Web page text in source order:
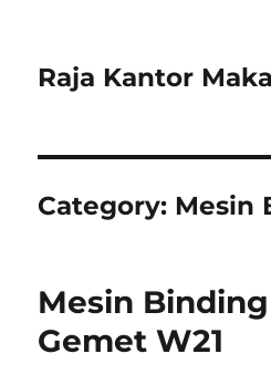
Raja Kantor
Category: Mesin
Mesin
Gemet W21